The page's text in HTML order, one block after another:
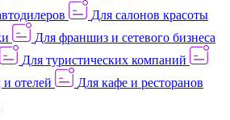
Для салонов красоты
Для франшиз и сетевого бизнеса
Для туристических компаний
отелей
Для кафе и ресторанов